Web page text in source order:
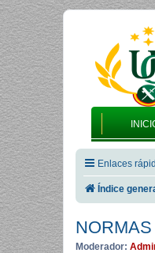
Enlaces
Índice
Moderador: